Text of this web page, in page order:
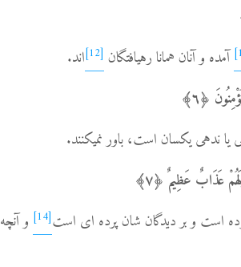
آمده و آنان همانا ره­یافتگان [12]
اند.
﴿٦﴾
ندهی یکسان است، باور نمی­کنند.
عَذَابٌ عَظِیمٌ ﴿٧﴾
[14]
و آن­چه